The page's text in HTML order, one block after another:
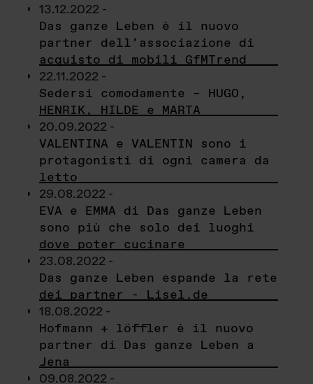
13.12.2022 -
Das ganze Leben è il nuovo
partner dell’associazione di
acquisto di mobili GfMTrend
22.11.2022 -
Sedersi comodamente – HUGO,
HENRIK, HILDE e MARTA
20.09.2022 -
VALENTINA e VALENTIN sono i
protagonisti di ogni camera da
letto
29.08.2022 -
EVA e EMMA di Das ganze Leben
sono più che solo dei luoghi
dove poter cucinare
23.08.2022 -
Das ganze Leben espande la rete
dei partner - Lisel.de
18.08.2022 -
Hofmann + löffler è il nuovo
partner di Das ganze Leben a
Jena
09.08.2022 -